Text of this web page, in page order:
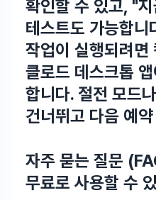
확인할 수 있고, "
테스트도 가능합니
작업이 실행되려면
클로드 데스크톱
합니다. 절전 모드
건너뛰고 다음 예
자주 묻는 질문
무료로 사용할 수